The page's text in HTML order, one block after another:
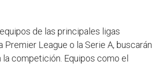
de las principales ligas
Premier League o la Serie A, buscarán
competición. Equipos como el